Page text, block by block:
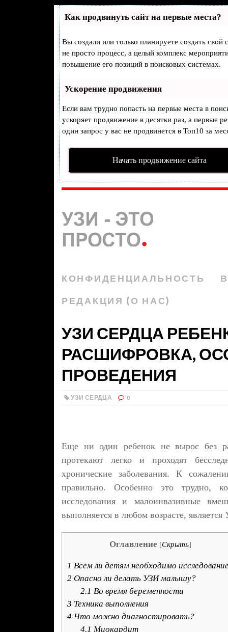
Как продвинуть сайт на первые места?
Вы создали или только планируете создать свой
не просто процесс, а целый комплекс
повышение его позиций в поисковых системах.
Ускорение продвижения
Если вам трудно попасть на первые места в
ускоряет продвижение в десятки раз, а первые
один запрос у вас не продвинется в Топ10 за
Начать продвижение сайта
КОНФИДЕНЦИАЛЬНОСТЬ
РЕДАКЦИЯ (О НАС)
УЗИ СЕРДЦА
РАСШИФРОВКА,
ПРОВЕДЕНИЯ
УЗИ СЕРДЦА 0
Еще ни один ребенок не вырос без
протекают легко и проходят
хронические заболевания. К
правильно. Особенно это трудно,
исследования и малоинвазивные
выполняется в любом возрасте,
Оглавление [Скрыть]
1 Всем ли детям необходимо
2 Опасно ли делать УЗИ малышу?
2.1 Во время беременности
3 Техника выполнения
4 Что можно диагностировать?
4.1 Миокардит